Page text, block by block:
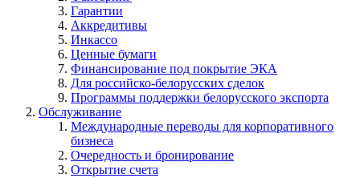
Гарантии
Аккредитивы
Инкассо
Ценные бумаги
Финансирование под покрытие ЭКА
Для российско-белорусских сделок
Программы поддержки белорусского экспорта
Обслуживание
Международные переводы для корпоративного
бизнеса
Очередность и бронирование
Открытие счета